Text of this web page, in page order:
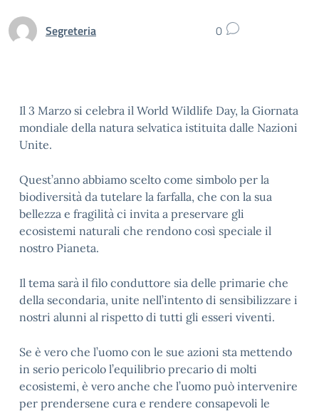
Segreteria 0
Il 3 Marzo si celebra il World Wildlife Day, la Giornata
mondiale della natura selvatica istituita dalle Nazioni
Unite.
Quest’anno abbiamo scelto come simbolo per la
biodiversità da tutelare la farfalla, che con la sua
bellezza e fragilità ci invita a preservare gli
ecosistemi naturali che rendono così speciale il
nostro Pianeta.
Il tema sarà il filo conduttore sia delle primarie che
della secondaria, unite nell’intento di sensibilizzare i
nostri alunni al rispetto di tutti gli esseri viventi.
Se è vero che l’uomo con le sue azioni sta mettendo
in serio pericolo l’equilibrio precario di molti
ecosistemi, è vero anche che l’uomo può intervenire
per prendersene cura e rendere consapevoli le